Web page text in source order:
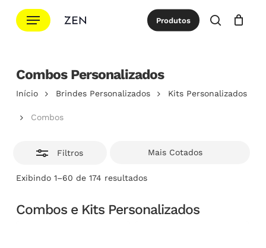
para
principal
Menu Produtos
procurar
Cotação Close
Combos Personalizados
Início Brindes Personalizados Kits Personalizados
Combos
Filtros
Exibindo 1–60 de 174 resultadosClassificado
Combos e Kits Personalizados